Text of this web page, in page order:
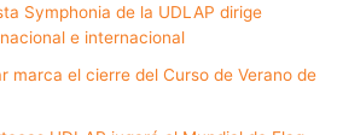
Symphonia de la UDLAP dirige
e internacional
marca el cierre del Curso de Verano de